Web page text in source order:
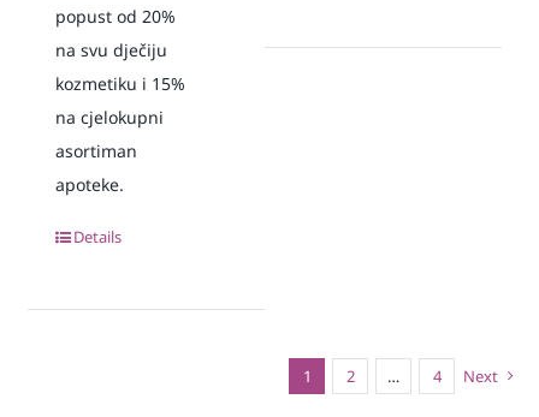
popust od 20%
na svu dječiju
kozmetiku i 15%
na cjelokupni
asortiman
apoteke.
Details
1 2 … 4 Next